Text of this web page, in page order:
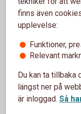
Vill du få en
tjänstepension -
Flytta
finns även
upplevelse:
Funktioner,
Relevant
Du kan ta tillbaka
längst ner på
är inloggad. Så